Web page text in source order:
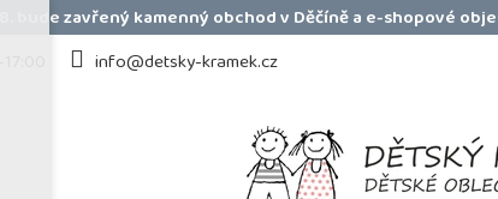
bude zavřený kamenný obchod v Děčíně a e-shopové
info@detsky-kramek.cz